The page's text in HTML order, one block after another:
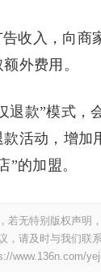
收入，向
外费用。
退款”模式，
活动，增
”的加盟。
若无特别版权声明
，请及时与我们联
www.136n.com/